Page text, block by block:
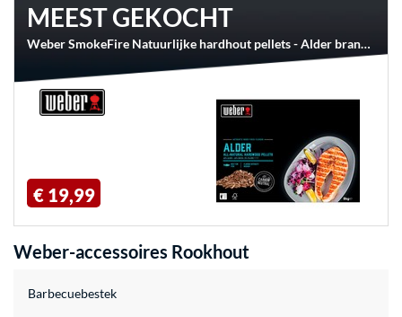
MEEST GEKOCHT
Weber SmokeFire Natuurlijke hardhout pellets - Alder brandstof
€ 19,99
Weber-accessoires Rookhout
Barbecuebestek